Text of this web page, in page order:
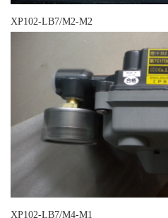
XP102-LB7/M2-M2
XP102-LB7/M4-M1